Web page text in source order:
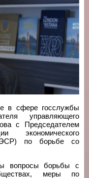
в сфере госслужбы
управляющего
с Председателем
экономического
по борьбе со
вопросы борьбы с
меры по